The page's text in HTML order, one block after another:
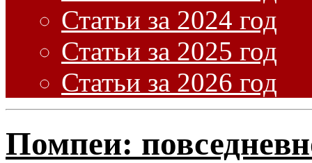
Статьи за 2024 год
Статьи за 2025 год
Статьи за 2026 год
Помпеи: